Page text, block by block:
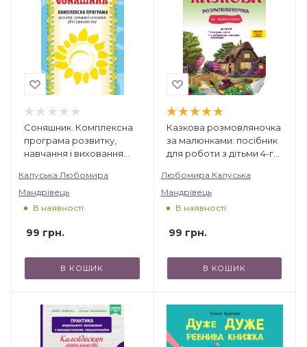
Соняшник. Комплексна
програма розвитку,
навчання і виховання
Калуська Любомира
Мандрівець
В наявності
99 грн.
В КОШИК
Казкова розмовляночка
за малюнками: посібник
для роботи з дітьми 4-го
особливими освітніми
потребами за опорними
малюнками
Любомира Калуська
Мандрівець
В наявності
99 грн.
В КОШИК